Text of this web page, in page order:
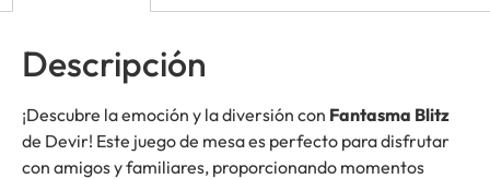
Descripción
¡Descubre la emoción y la diversión con Fantasma Blitz
de Devir! Este juego de mesa es perfecto para disfrutar
con amigos y familiares, proporcionando momentos